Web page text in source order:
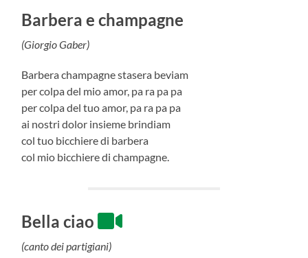
Barbera e champagne
(Giorgio Gaber)
Barbera champagne stasera beviam
per colpa del mio amor, pa ra pa pa
per colpa del tuo amor, pa ra pa pa
ai nostri dolor insieme brindiam
col tuo bicchiere di barbera
col mio bicchiere di champagne.
Bella ciao
(canto dei partigiani)